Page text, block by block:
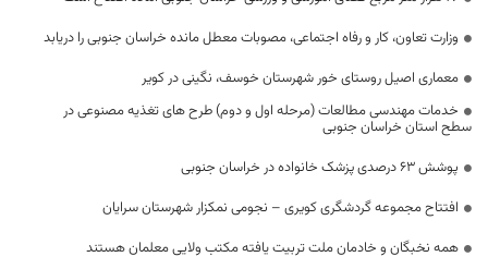
وزارت تعاون، کار و رفاه اجتماعی، مصوبات معطل مانده خراسان جنوبی را دریابد
معماری اصیل روستای خور شهرستان خوسف، نگینی در کویر
خدمات مهندسی مطالعات (مرحله اول و دوم) طرح های تغذیه مصنوعی در
سطح استان خراسان جنوبی
پوشش ۶۳ درصدی پزشک خانواده در خراسان جنوبی
افتتاح مجموعه گردشگری کویری – نجومی نمکزار شهرستان سرایان
همه نخبگان و خادمان ملت تربیت یافته مکتب ولایی معلمان هستند